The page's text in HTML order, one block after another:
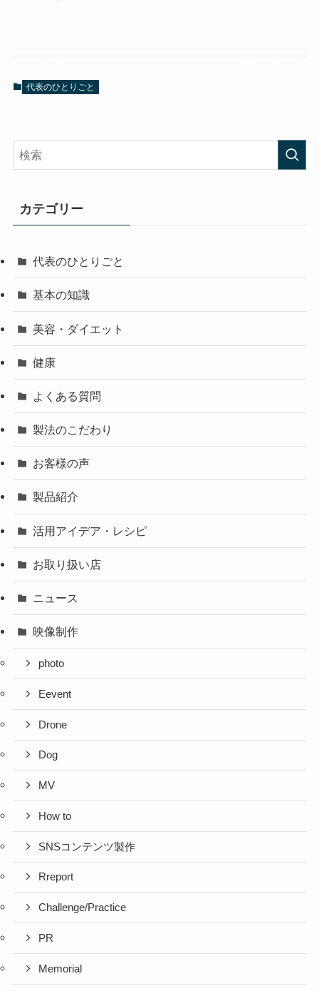
代表のひとりごと
カテゴリー
代表のひとりごと
基本の知識
美容・ダイエット
健康
よくある質問
製法のこだわり
お客様の声
製品紹介
活用アイデア・レシピ
お取り扱い店
ニュース
映像制作
photo
Eevent
Drone
Dog
MV
How to
SNSコンテンツ製作
Rreport
Challenge/Practice
PR
Memorial